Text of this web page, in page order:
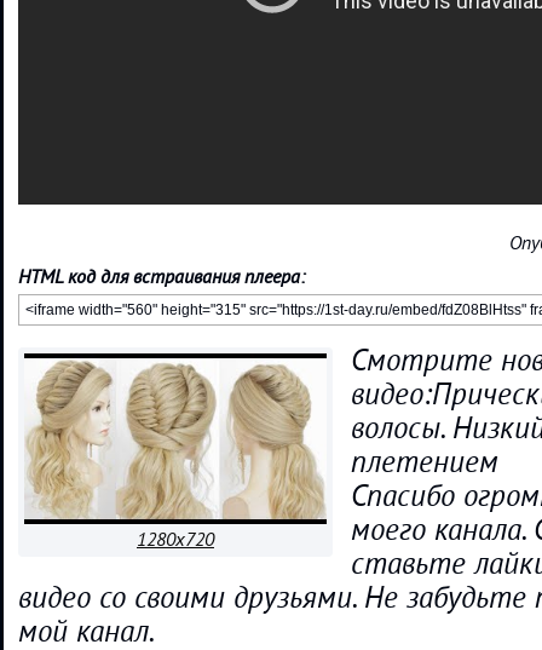
HTML код для встраивания плеера:
1280x720
Смотрите
волосы.
плетением
Спасибо
моего
ставьте
видео со своими друзьями. Не забудьте
мой канал.